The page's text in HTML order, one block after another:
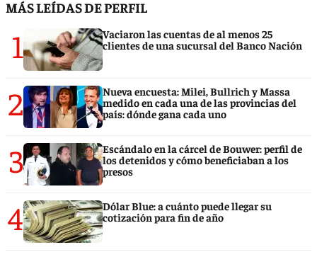
MÁS LEÍDAS DE PERFIL
1
Vaciaron las cuentas de al menos 25
clientes de una sucursal del Banco Nación
2
Nueva encuesta: Milei, Bullrich y Massa
medido en cada una de las provincias del
país: dónde gana cada uno
3
Escándalo en la cárcel de Bouwer: perfil de
los detenidos y cómo beneficiaban a los
presos
4
Dólar Blue: a cuánto puede llegar su
cotización para fin de año